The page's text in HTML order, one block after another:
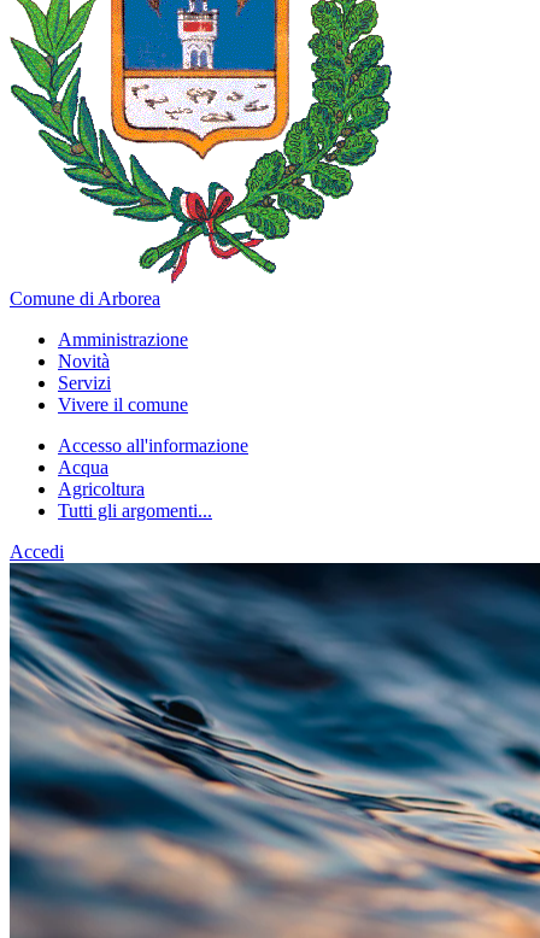
Comune di Arborea
Amministrazione
Novità
Servizi
Vivere il comune
Accesso all'informazione
Acqua
Agricoltura
Tutti gli argomenti...
Accedi